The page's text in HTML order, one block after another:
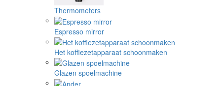
Thermometers
Espresso mirror
Het koffiezetapparaat schoonmaken
Glazen spoelmachine